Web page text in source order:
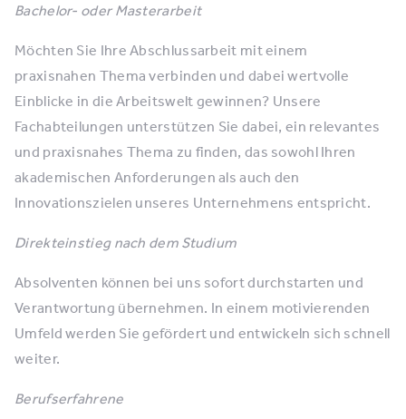
Bachelor- oder Masterarbeit
Möchten Sie Ihre Abschlussarbeit mit einem
praxisnahen Thema verbinden und dabei wertvolle
Einblicke in die Arbeitswelt gewinnen? Unsere
Fachabteilungen unterstützen Sie dabei, ein relevantes
und praxisnahes Thema zu finden, das sowohl Ihren
akademischen Anforderungen als auch den
Innovationszielen unseres Unternehmens entspricht.
Direkteinstieg nach dem Studium
Absolventen können bei uns sofort durchstarten und
Verantwortung übernehmen. In einem motivierenden
Umfeld werden Sie gefördert und entwickeln sich schnell
weiter.
Berufserfahrene